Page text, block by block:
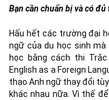
Bạn cần chuẩn bị và có
Hấu hết các trường đại
ngữ của du học sinh
học bằng cách thi
English as a Foreign
thạo Anh ngữ thay đổi
khác nhau nữa. Vì thế